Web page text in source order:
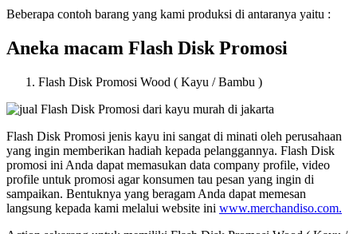
Beberapa contoh barang yang kami produksi di antaranya yaitu :
Aneka macam Flash Disk Promosi
Flash Disk Promosi Wood ( Kayu / Bambu )
Flash Disk Promosi jenis kayu ini sangat di minati oleh perusahaan
yang ingin memberikan hadiah kepada pelanggannya. Flash Disk
promosi ini Anda dapat memasukan data company profile, video
profile untuk promosi agar konsumen tau pesan yang ingin di
sampaikan. Bentuknya yang beragam Anda dapat memesan
langsung kepada kami melalui website ini www.merchandiso.com.